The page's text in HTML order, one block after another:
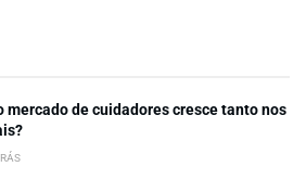
mercado de cuidadores cresce tanto nos